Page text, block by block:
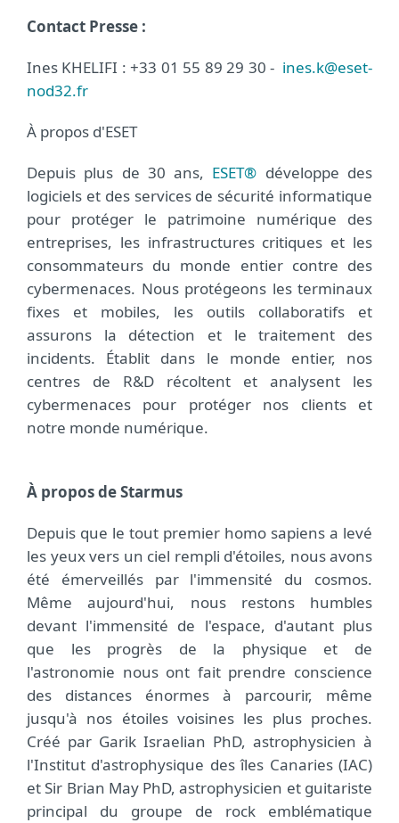
Contact Presse :
Ines KHELIFI : +33 01 55 89 29 30 - ines.k@eset-
nod32.fr
À propos d'ESET
Depuis plus de 30 ans, ESET® développe des
logiciels et des services de sécurité informatique
pour protéger le patrimoine numérique des
entreprises, les infrastructures critiques et les
consommateurs du monde entier contre des
cybermenaces. Nous protégeons les terminaux
fixes et mobiles, les outils collaboratifs et
assurons la détection et le traitement des
incidents. Établit dans le monde entier, nos
centres de R&D récoltent et analysent les
cybermenaces pour protéger nos clients et
notre monde numérique.
À propos de Starmus
Depuis que le tout premier homo sapiens a levé
les yeux vers un ciel rempli d'étoiles, nous avons
été émerveillés par l'immensité du cosmos.
Même aujourd'hui, nous restons humbles
devant l'immensité de l'espace, d'autant plus
que les progrès de la physique et de
l'astronomie nous ont fait prendre conscience
des distances énormes à parcourir, même
jusqu'à nos étoiles voisines les plus proches.
Créé par Garik Israelian PhD, astrophysicien à
l'Institut d'astrophysique des îles Canaries (IAC)
et Sir Brian May PhD, astrophysicien et guitariste
principal du groupe de rock emblématique